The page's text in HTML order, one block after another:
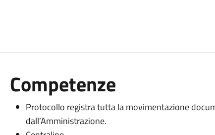
Competenze
Protocollo registra tutta la movimentazione
dall’Amministrazione.